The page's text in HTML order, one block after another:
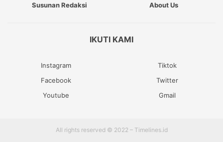
Susunan Redaksi
About Us
IKUTI KAMI
Instagram
Tiktok
Facebook
Twitter
Youtube
Gmail
All rights reserved © 2022 – Timelines.id